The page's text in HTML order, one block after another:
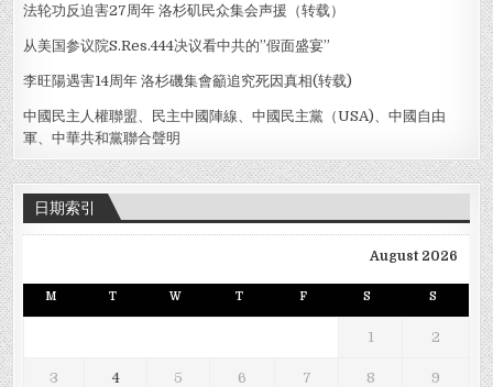
法轮功反迫害27周年 洛杉矶民众集会声援（转载）
从美国参议院S.Res.444决议看中共的”假面盛宴”
李旺陽遇害14周年 洛杉磯集會籲追究死因真相(转载)
中國民主人權聯盟、民主中國陣線、中國民主黨（USA)、中國自由
軍、中華共和黨聯合聲明
日期索引
August 2026
M T W T F S S
1 2
3 4 5 6 7 8 9